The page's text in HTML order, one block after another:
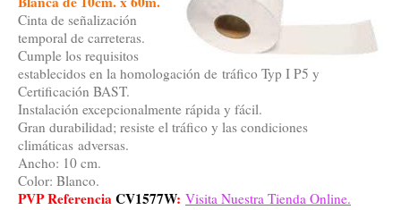
Cinta de señalización
temporal de carreteras.
Cumple los requisitos
establecidos en la homologación de tráfico Typ I P5 y
Certificación BAST.
Instalación excepcionalmente rápida y fácil.
Gran durabilidad; resiste el tráfico y las condiciones
climáticas adversas.
Ancho: 10 cm.
Color: Blanco.
PVP ReferenciaCV1577W: Visita Nuestra Tienda Online.